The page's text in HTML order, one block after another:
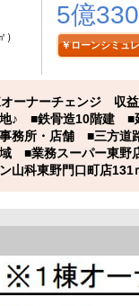
5億
￥ローンシミュ
ーナーチェンジ 収
♪ ■鉄骨造10階建 ■
務所・店舗 ■三方
■業務スーパー東野
山科東野門口町店